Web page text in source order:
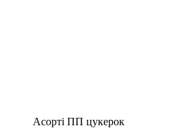
Асорті ПП цукерок